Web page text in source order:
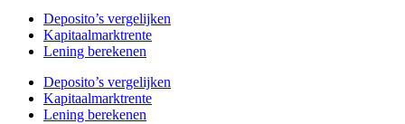
Deposito’s vergelijken
Kapitaalmarktrente
Lening berekenen
Deposito’s vergelijken
Kapitaalmarktrente
Lening berekenen